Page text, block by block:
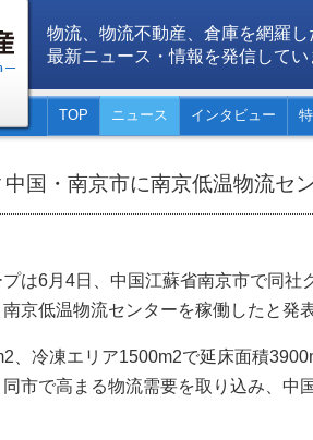
物流、物流不動産、倉庫を網羅し
最新ニュース・情報を発信してい
TOP ニュース インタビュー
国・南京市に南京低温物流セ
は6月4日、中国江蘇省南京市で同社
京低温物流センターを稼働したと発
、冷凍エリア1500m2で延床面積
市で高まる物流需要を取り込み、中